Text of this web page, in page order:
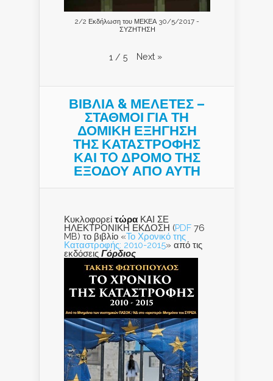
2/2 Εκδήλωση του ΜΕΚΕΑ 30/5/2017 -
ΣΥΖΗΤΗΣΗ
1 / 5 Next »
ΒΙΒΛΙΑ & ΜΕΛΕΤΕΣ –
ΣΤΑΘΜΟΙ ΓΙΑ ΤΗ
ΔΟΜΙΚΗ ΕΞΗΓΗΣΗ
ΤΗΣ ΚΑΤΑΣΤΡΟΦΗΣ
ΚΑΙ ΤO ΔΡΟΜΟ ΤΗΣ
ΕΞΟΔΟΥ ΑΠΟ ΑΥΤΗ
Κυκλοφορεί τώρα ΚΑΙ ΣΕ
ΗΛΕΚΤΡΟΝΙΚΗ ΕΚΔΟΣΗ (PDF 76
MB) το βιβλίο «Το Χρονικό της
Καταστροφής: 2010-2015» από τις
εκδόσεις Γόρδιος